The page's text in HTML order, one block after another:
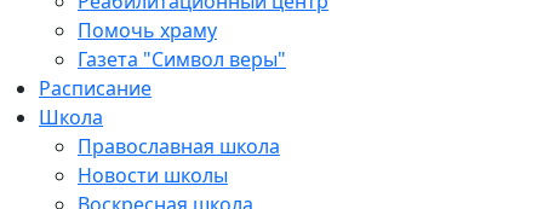
Помочь храму
Газета "Символ веры"
Расписание
Школа
Православная школа
Новости школы